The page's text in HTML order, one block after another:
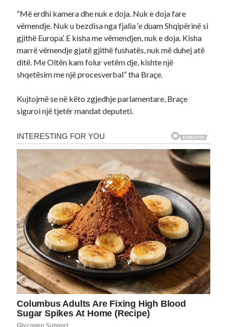
“Më erdhi kamera dhe nuk e doja. Nuk e doja fare
vëmendje. Nuk u bezdisa nga fjalia ‘e duam Shqipërinë si
gjithë Europa’. E kisha me vëmendjen, nuk e doja. Kisha
marrë vëmendje gjatë gjithë fushatës, nuk më duhej atë
ditë. Me Oltën kam folur vetëm dje, kishte një
shqetësim me një procesverbal” tha Braçe.
Kujtojmë se në këto zgjedhje parlamentare, Braçe
siguroi një tjetër mandat deputeti.